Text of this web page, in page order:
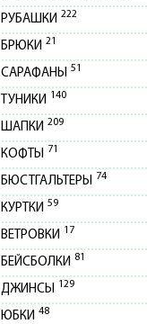
РУБАШКИ 222
БРЮКИ 21
САРАФАНЫ 51
ТУНИКИ 140
ШАПКИ 209
КОФТЫ 71
БЮСТГАЛЬТЕРЫ 74
КУРТКИ 59
ВЕТРОВКИ 17
БЕЙСБОЛКИ 81
ДЖИНСЫ 129
ЮБКИ 48